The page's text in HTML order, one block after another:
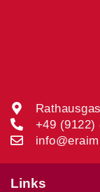
+49 (9122)
Links